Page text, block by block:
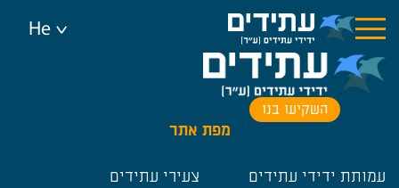
<
He
מרכזי
השקיעו בנו
מפת אתר
עמותת ידידי עתידים
צעירי עתידים